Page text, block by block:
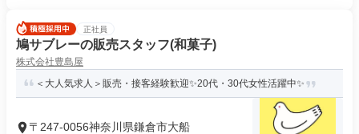
正社員
鳩サブレーの販売スタッフ(和菓子)
株式会社豊島屋
＜大人気求人＞販売・接客経験歓迎✨20代・30代女性活躍中✨
〒247-0056神奈川県鎌倉市大船